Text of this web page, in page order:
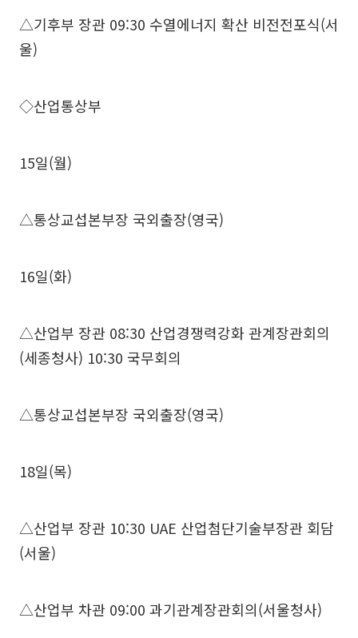
△기후부 장관 09:30 수열에너지 확산 비전전포식(서
울)
◇산업통상부
15일(월)
△통상교섭본부장 국외출장(영국)
16일(화)
△산업부 장관 08:30 산업경쟁력강화 관계장관회의
(세종청사) 10:30 국무회의
△통상교섭본부장 국외출장(영국)
18일(목)
△산업부 장관 10:30 UAE 산업첨단기술부장관 회담
(서울)
△산업부 차관 09:00 과기관계장관회의(서울청사)